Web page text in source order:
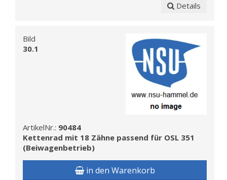
Details
Bild
30.1
ArtikelNr.: 90484
Kettenrad mit 18 Zähne passend für OSL 351
(Beiwagenbetrieb)
in den Warenkorb